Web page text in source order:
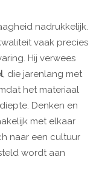
nadrukkelijk.
vaak precies
Hij verwees
, die jarenlang met
het materiaal
Denken en
met elkaar
naar een cultuur
wordt aan